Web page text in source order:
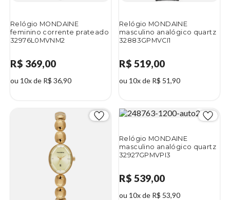
Relógio MONDAINE
feminino corrente prateado
32976L0MVNM2
R$ 369,00
ou 10x de R$ 36,90
Relógio MONDAINE
masculino analógico quartz
32883GPMVCI1
R$ 519,00
ou 10x de R$ 51,90
Relógio MONDAINE
masculino analógico quartz
32927GPMVPI3
R$ 539,00
ou 10x de R$ 53,90